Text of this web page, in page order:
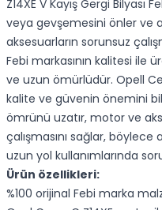
Z14XE V Kayış Gergi Bilyası
veya gevşemesini önler ve
aksesuarların sorunsuz
Febi markasının kalitesi ile
ve uzun ömürlüdür. Opell
kalite ve güvenin önemini
ömrünü uzatır, motor ve
çalışmasını sağlar,
uzun yol kullanımlarında
Ürün özellikleri:
%100 orijinal Febi marka